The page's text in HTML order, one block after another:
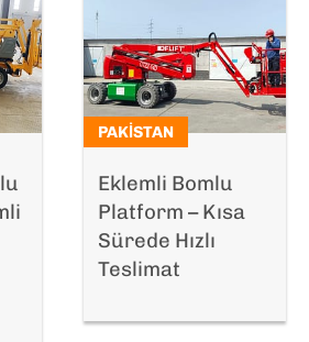
PAKISTAN
Eklemli Bomlu
Platform – Kısa
Sürede Hızlı
Teslimat